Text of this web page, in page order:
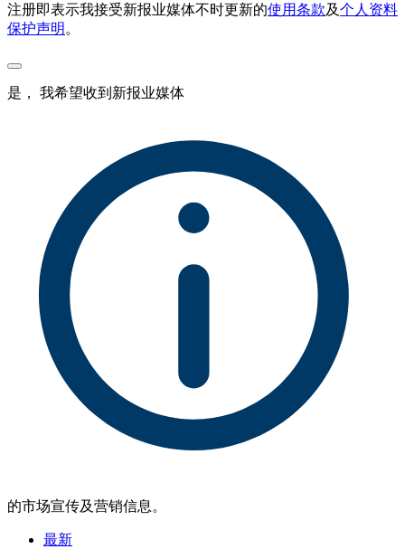
注册即表示我接受新报业媒体不时更新的使用条款及个人资料
保护声明 。
是， 我希望收到新报业媒体
的市场宣传及营销信息。
最新